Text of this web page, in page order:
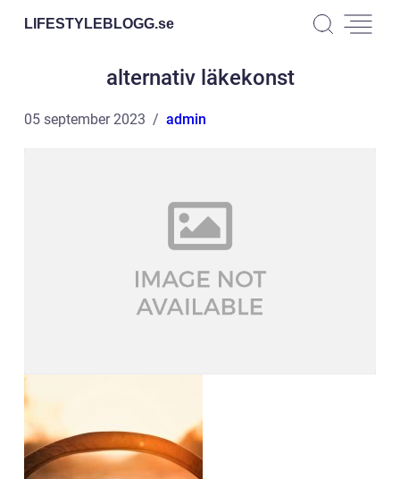
LIFESTYLEBLOGG.se
alternativ läkekonst
05 september 2023 admin